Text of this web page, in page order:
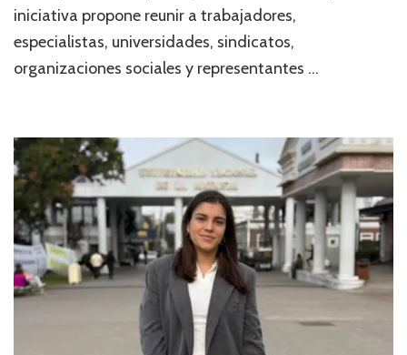
iniciativa propone reunir a trabajadores,
especialistas, universidades, sindicatos,
organizaciones sociales y representantes …